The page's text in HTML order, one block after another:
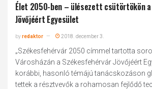
Élet 2050-ben – ülésezett csütörtökön
Jövőjéért Egyesület
byredaktor 2018. december 3.
„Székesfehérvár 2050 címmel tartotta
Városházán a Székesfehérvár Jövőjéért
korábbi, hasonló témájú tanácskozáson
tettek a résztvevők a rohamosan fejlődő